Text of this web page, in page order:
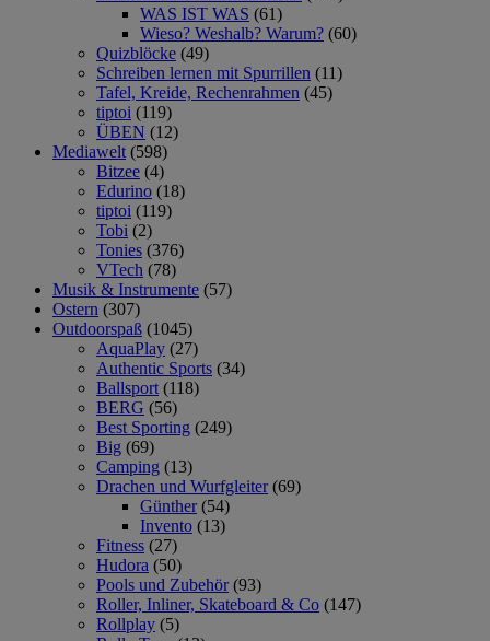
WAS IST WAS (61)
Wieso? Weshalb? Warum? (60)
Quizblöcke (49)
Schreiben lernen mit Spurrillen (11)
Tafel, Kreide, Rechenrahmen (45)
tiptoi (119)
ÜBEN (12)
Mediawelt (598)
Bitzee (4)
Edurino (18)
tiptoi (119)
Tobi (2)
Tonies (376)
VTech (78)
Musik & Instrumente (57)
Ostern (307)
Outdoorspaß (1045)
AquaPlay (27)
Authentic Sports (34)
Ballsport (118)
BERG (56)
Best Sporting (249)
Big (69)
Camping (13)
Drachen und Wurfgleiter (69)
Günther (54)
Invento (13)
Fitness (27)
Hudora (50)
Pools und Zubehör (93)
Roller, Inliner, Skateboard & Co (147)
Rollplay (5)